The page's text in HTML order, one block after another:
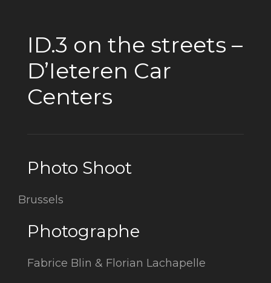
ID.3 on the streets –
D’Ieteren Car
Centers
Photo Shoot
Brussels
Photographe
Fabrice Blin & Florian Lachapelle